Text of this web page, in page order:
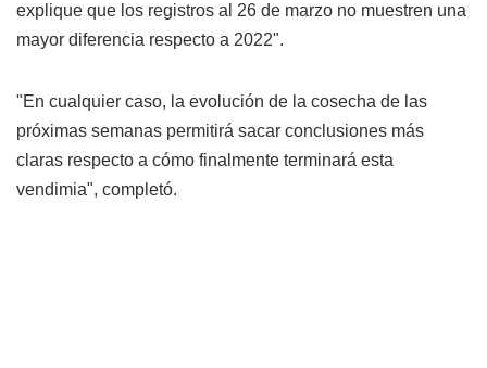
explique que los registros al 26 de marzo no muestren una
mayor diferencia respecto a 2022".
"En cualquier caso, la evolución de la cosecha de las
próximas semanas permitirá sacar conclusiones más
claras respecto a cómo finalmente terminará esta
vendimia", completó.